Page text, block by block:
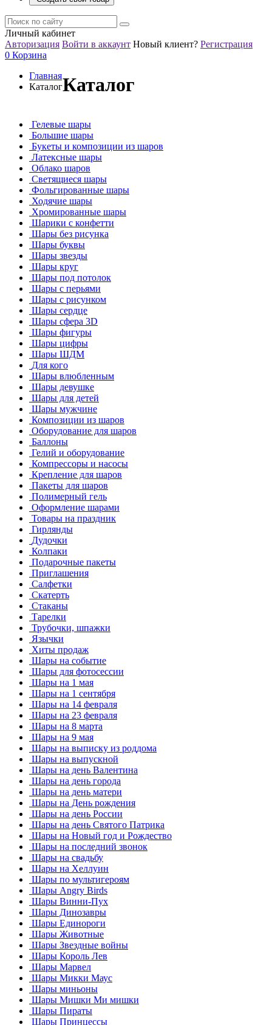
Личный кабинет
Авторизация Войти в аккаунт Новый клиент? Регистрация
0 Корзина
Главная
КаталогКаталог
Гелевые шары
Большие шары
Букеты и композиции из шаров
Латексные шары
Облако шаров
Светящиеся шары
Фольгированные шары
Ходячие шары
Хромированные шары
Шарики с конфетти
Шары без рисунка
Шары буквы
Шары звезды
Шары круг
Шары под потолок
Шары с перьями
Шары с рисунком
Шары сердце
Шары сфера 3D
Шары фигуры
Шары цифры
Шары ШДМ
Для кого
Шары влюбленным
Шары девушке
Шары для детей
Шары мужчине
Композиции из шаров
Оборудование для шаров
Баллоны
Гелий и оборудование
Компрессоры и насосы
Крепление для шаров
Пакеты для шаров
Полимерный гель
Оформление шарами
Товары на праздник
Гирлянды
Дудочки
Колпаки
Подарочные пакеты
Приглашения
Салфетки
Скатерть
Стаканы
Тарелки
Трубочки, шпажки
Язычки
Хиты продаж
Шары на событие
Шары для фотосессии
Шары на 1 мая
Шары на 1 сентября
Шары на 14 февраля
Шары на 23 февраля
Шары на 8 марта
Шары на 9 мая
Шары на выписку из роддома
Шары на выпускной
Шары на день Валентина
Шары на день города
Шары на день матери
Шары на День рождения
Шары на день России
Шары на день Святого Патрика
Шары на Новый год и Рождество
Шары на последний звонок
Шары на свадьбу
Шары на Хеллуин
Шары по мультигероям
Шары Angry Birds
Шары Винни-Пух
Шары Динозавры
Шары Единороги
Шары Животные
Шары Звездные войны
Шары Король Лев
Шары Марвел
Шары Микки Маус
Шары миньоны
Шары Мишки Ми мишки
Шары Пираты
Шары Принцессы